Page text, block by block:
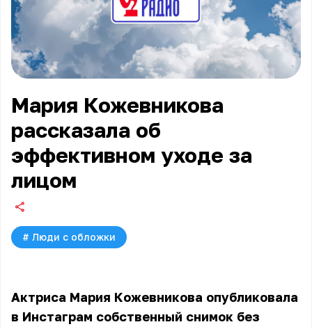
Мария Кожевникова
рассказала об
эффективном уходе за
лицом
# Люди с обложки
Актриса Мария Кожевникова опубликовала
в Инстаграм собственный снимок без